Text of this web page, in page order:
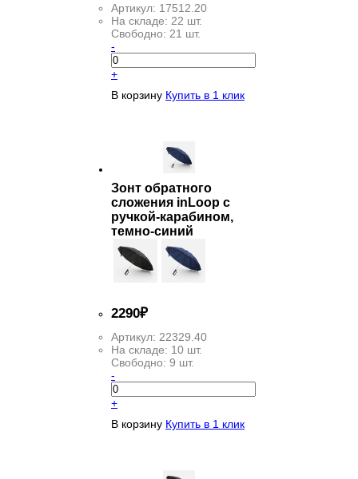
Артикул: 17512.20
На складе: 22 шт.
Свободно: 21 шт.
-
+
В корзину Купить в 1 клик
Зонт обратного
сложения inLoop с
ручкой-карабином,
темно-синий
2290₽
Артикул: 22329.40
На складе: 10 шт.
Свободно: 9 шт.
-
+
В корзину Купить в 1 клик